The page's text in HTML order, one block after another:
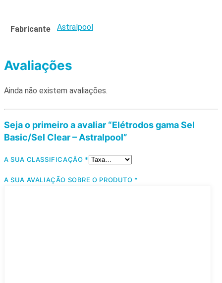
Fabricante Astralpool
Avaliações
Ainda não existem avaliações.
Seja o primeiro a avaliar “Elétrodos gama Sel
Basic/Sel Clear – Astralpool”
A SUA CLASSIFICAÇÃO *
A SUA AVALIAÇÃO SOBRE O PRODUTO *